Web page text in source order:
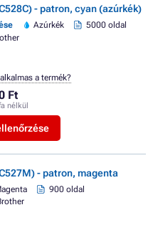
- patron, cyan (azúrkék)
Azúrkék
5000 oldal
Ft
nélkül
a termék?
- patron, magenta
900 oldal